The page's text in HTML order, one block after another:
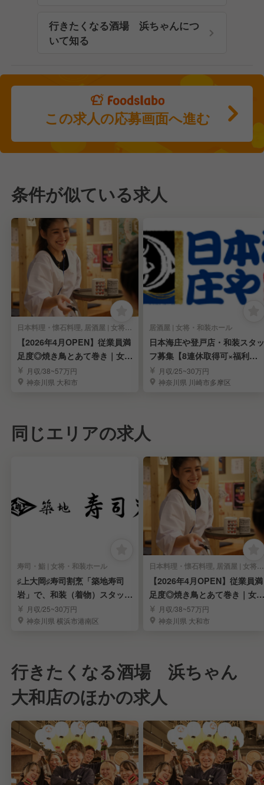
行きたくなる酒場 浜ちゃんにつ
いて知る
この求人の応募画面へ進む
条件が似ている求人
日本料理・懐石料理, 居酒屋 | 女将・和装ホール
【2026年4月OPEN】従業員満
足度◎焼き鳥とあて巻き｜女
将・女将候補
月収/38~57万円
神奈川県 大和市
居酒屋 | 女将・和装ホール
日本海庄や登戸店・和装スタッ
フ募集【8連休取得可×福利厚
生充実】
月収/25~30万円
神奈川県 川崎市多摩区
同じエリアの求人
寿司・鮨 | 女将・和装ホール
♯上大岡♯寿司割烹「築地寿司
岩」で、和装（着物）スタッフ
を募集！
月収/25~30万円
神奈川県 横浜市港南区
日本料理・懐石料理, 居酒屋 | 女将・和装ホール
【2026年4月OPEN】従業員満
足度◎焼き鳥とあて巻き｜女
将・女将候補
月収/38~57万円
神奈川県 大和市
行きたくなる酒場 浜ちゃん
大和店のほかの求人